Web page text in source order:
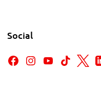
Social